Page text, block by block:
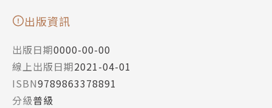
出版資訊
出版日期0000-00-00
線上出版日期2021-04-01
ISBN9789863378891
分級普級